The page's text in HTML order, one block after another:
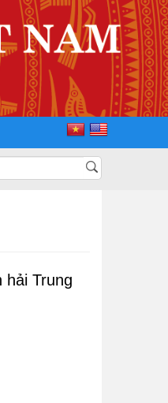
nhiệm kỳ 2025 – 2030
hải Trung